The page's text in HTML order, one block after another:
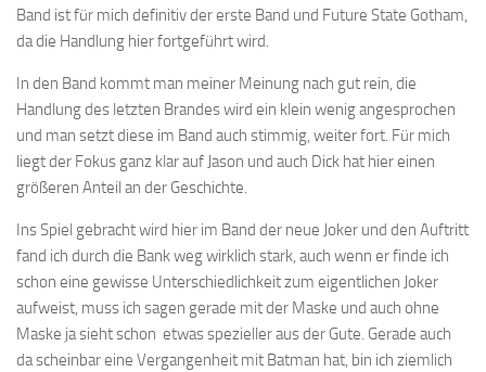
Band ist für mich definitiv der erste Band und Future State Gotham,
da die Handlung hier fortgeführt wird.
In den Band kommt man meiner Meinung nach gut rein, die
Handlung des letzten Brandes wird ein klein wenig angesprochen
und man setzt diese im Band auch stimmig, weiter fort. Für mich
liegt der Fokus ganz klar auf Jason und auch Dick hat hier einen
größeren Anteil an der Geschichte.
Ins Spiel gebracht wird hier im Band der neue Joker und den Auftritt
fand ich durch die Bank weg wirklich stark, auch wenn er finde ich
schon eine gewisse Unterschiedlichkeit zum eigentlichen Joker
aufweist, muss ich sagen gerade mit der Maske und auch ohne
Maske ja sieht schon etwas spezieller aus der Gute. Gerade auch
da scheinbar eine Vergangenheit mit Batman hat, bin ich ziemlich